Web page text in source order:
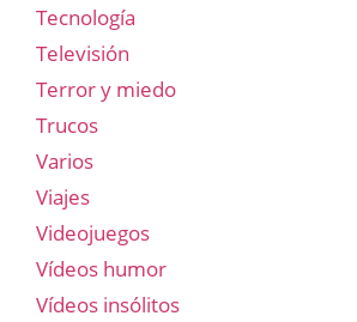
Tecnología
Televisión
Terror y miedo
Trucos
Varios
Viajes
Videojuegos
Vídeos humor
Vídeos insólitos